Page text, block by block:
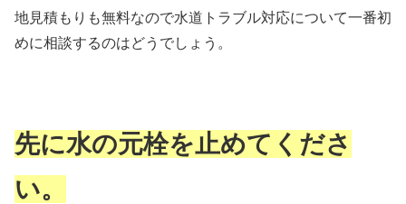
地見積もりも無料なので水道トラブル対応について一番初
めに相談するのはどうでしょう。
先に水の元栓を止めてくださ
い。